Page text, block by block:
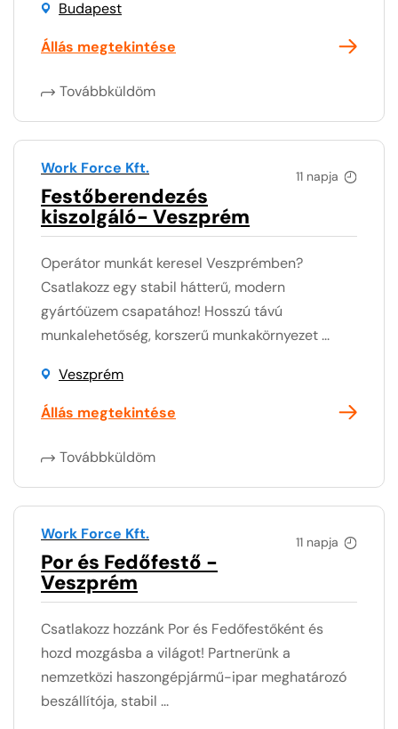
Budapest
Állás megtekintése
Továbbküldöm
11 napja
Work Force Kft.
Festőberendezés
kiszolgáló- Veszprém
Operátor munkát keresel Veszprémben?
Csatlakozz egy stabil hátterű, modern
gyártóüzem csapatához! Hosszú távú
munkalehetőség, korszerű munkakörnyezet ...
Veszprém
Állás megtekintése
Továbbküldöm
11 napja
Work Force Kft.
Por és Fedőfestő -
Veszprém
Csatlakozz hozzánk Por és Fedőfestőként és
hozd mozgásba a világot! Partnerünk a
nemzetközi haszongépjármű-ipar meghatározó
beszállítója, stabil ...